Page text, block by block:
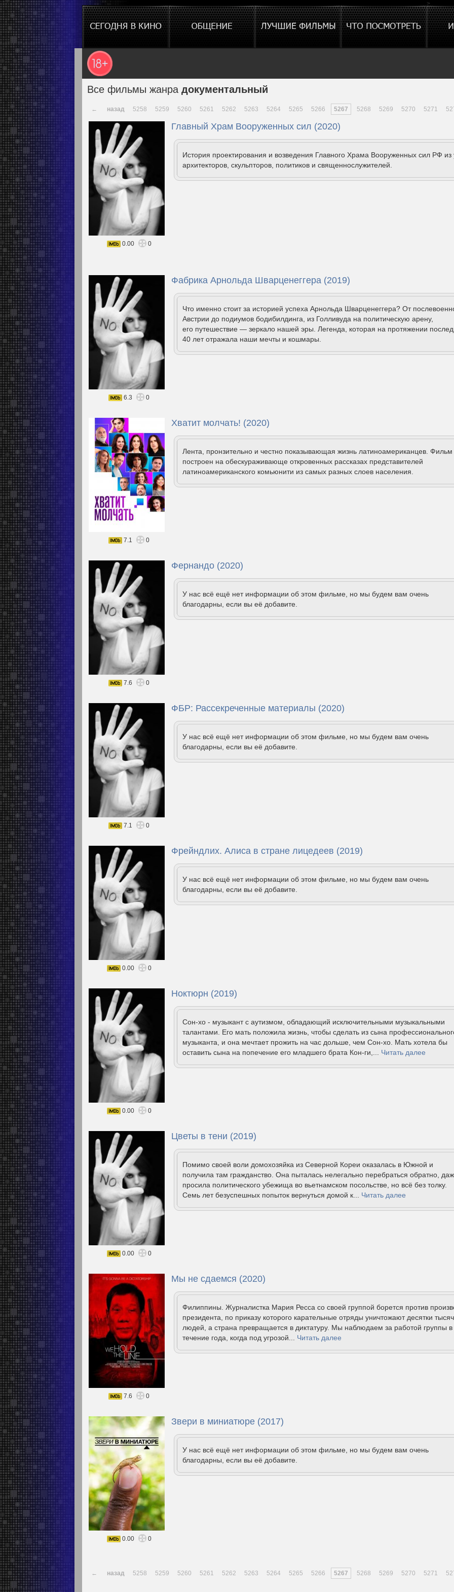
>
Все фильмы жанра документальный
← назад 5258 5259 5260 5261 5262 5263 5264 5265 5266 5267 5268 5269 5270 5271
Главный Храм Вооруженных сил (2020)
История проектирования и возведения Главного Храма Вооруженных сил РФ из
архитекторов, скульпторов, политиков и священнослужителей.
0.00 0
Фабрика Арнольда Шварценеггера (2019)
Что именно стоит за историей успеха Арнольда Шварценеггера? От
Австрии до подиумов бодибилдинга, из Голливуда на политическую арену,
его путешествие — зеркало нашей эры. Легенда, которая на протяжении
40 лет отражала наши мечты и кошмары.
6.3 0
Хватит молчать! (2020)
Лента, пронзительно и честно показывающая жизнь латиноамериканцев. Фильм
построен на обескураживающе откровенных рассказах представителей
латиноамериканского комьюнити из самых разных слоев населения.
7.1 0
Фернандо (2020)
У нас всё ещё нет информации об этом фильме, но мы будем вам очень
благодарны, если вы её добавите.
7.6 0
ФБР: Рассекреченные материалы (2020)
У нас всё ещё нет информации об этом фильме, но мы будем вам очень
благодарны, если вы её добавите.
7.1 0
Фрейндлих. Алиса в стране лицедеев (2019)
У нас всё ещё нет информации об этом фильме, но мы будем вам очень
благодарны, если вы её добавите.
0.00 0
Ноктюрн (2019)
Сон-хо - музыкант с аутизмом, обладающий исключительными музыкальными
талантами. Его мать положила жизнь, чтобы сделать из сына
музыканта, и она мечтает прожить на час дольше, чем Сон-хо. Мать хотела бы
оставить сына на попечение его младшего брата Кон-ги,... Читать далее
0.00 0
Цветы в тени (2019)
Помимо своей воли домохозяйка из Северной Кореи оказалась в Южной и
получила там гражданство. Она пыталась нелегально перебраться обратно,
просила политического убежища во вьетнамском посольстве, но всё без толку.
Семь лет безуспешных попыток вернуться домой к... Читать далее
0.00 0
Мы не сдаемся (2020)
Филиппины. Журналистка Мария Ресса со своей группой борется против
президента, по приказу которого карательные отряды уничтожают десятки тысяч
людей, а страна превращается в диктатуру. Мы наблюдаем за работой группы в
течение года, когда под угрозой... Читать далее
7.6 0
Звери в миниатюре (2017)
У нас всё ещё нет информации об этом фильме, но мы будем вам очень
благодарны, если вы её добавите.
0.00 0
← назад 5258 5259 5260 5261 5262 5263 5264 5265 5266 5267 5268 5269 5270 5271